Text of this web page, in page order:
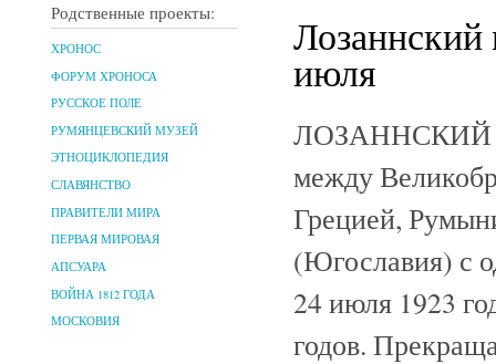
Родственные проекты:
ХРОНОС
ФОРУМ ХРОНОСА
РУССКОЕ ПОЛЕ
РУМЯНЦЕВСКИЙ МУЗЕЙ
ЭТНОЦИКЛОПЕДИЯ
СЛАВЯНСТВО
ПРАВИТЕЛИ МИРА
ПЕРВАЯ МИРОВАЯ
АПСУАРА
ВОЙНА 1812 ГОДА
МОСКОВИЯ
Лозаннский
июля
ЛОЗАННСКИЙ
между
Грецией,
(Югославия) с
24 июля 1923
годов.